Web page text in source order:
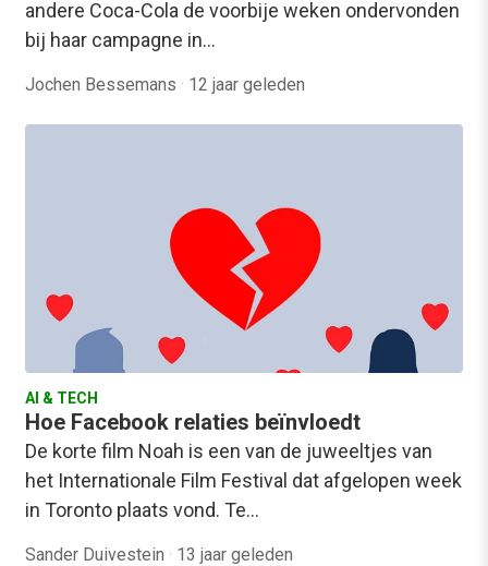
andere Coca-Cola de voorbije weken ondervonden
bij haar campagne in…
Jochen Bessemans · 12 jaar geleden
AI & TECH
Hoe Facebook relaties beïnvloedt
De korte film Noah is een van de juweeltjes van
het Internationale Film Festival dat afgelopen week
in Toronto plaats vond. Te…
Sander Duivestein · 13 jaar geleden